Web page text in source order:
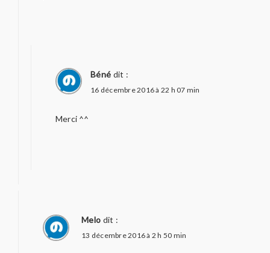
Béné dit :
16 décembre 2016 à 22 h 07 min
Merci ^^
Melo dit :
13 décembre 2016 à 2 h 50 min